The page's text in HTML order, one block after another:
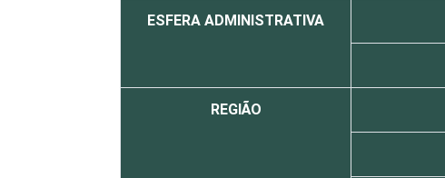
ESFERA ADMINISTRATIVA
REGIÃO